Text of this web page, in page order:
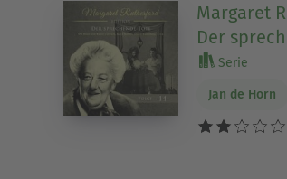
Margaret
Der
Serie
Jan de Horn